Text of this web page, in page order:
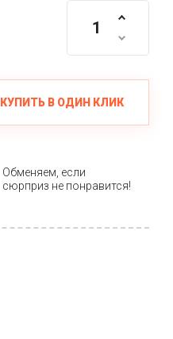
КУПИТЬ В ОДИН КЛИК
Обменяем, если
сюрприз не понравится!